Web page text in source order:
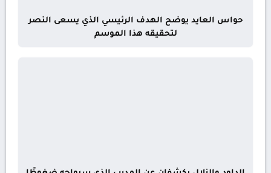
حواس العايد يوضح الهدف الرئيسي الذي يسعى النصر
لتحقيقه هذا الموسم